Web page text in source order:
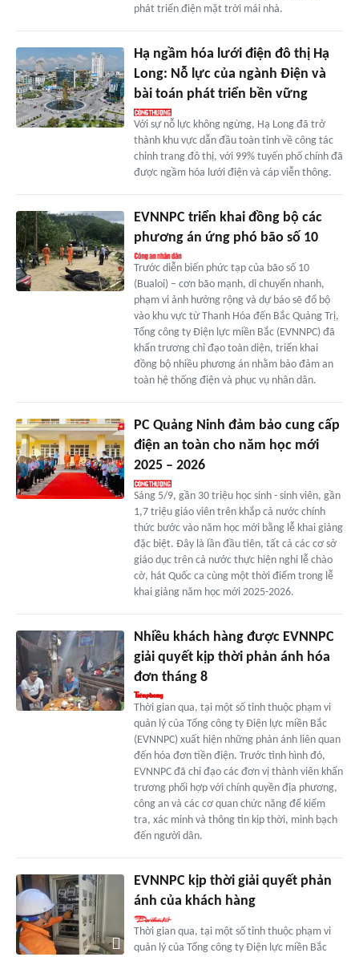
phát triển điện mặt trời mái nhà.
Hạ ngầm hóa lưới điện đô thị Hạ
Long: Nỗ lực của ngành Điện và
bài toán phát triển bền vững
Với sự nỗ lực không ngừng, Hạ Long đã trở
thành khu vực dẫn đầu toàn tỉnh về công tác
chỉnh trang đô thị, với 99% tuyến phố chính đã
được ngầm hóa lưới điện và cáp viễn thông.
EVNNPC triển khai đồng bộ các
phương án ứng phó bão số 10
Trước diễn biến phức tạp của bão số 10
(Bualoi) – cơn bão mạnh, di chuyển nhanh,
phạm vi ảnh hưởng rộng và dự báo sẽ đổ bộ
vào khu vực từ Thanh Hóa đến Bắc Quảng Trị,
Tổng công ty Điện lực miền Bắc (EVNNPC) đã
khẩn trương chỉ đạo toàn diện, triển khai
đồng bộ nhiều phương án nhằm bảo đảm an
toàn hệ thống điện và phục vụ nhân dân.
PC Quảng Ninh đảm bảo cung cấp
điện an toàn cho năm học mới
2025 – 2026
Sáng 5/9, gần 30 triệu học sinh - sinh viên, gần
1,7 triệu giáo viên trên khắp cả nước chính
thức bước vào năm học mới bằng lễ khai giảng
đặc biệt. Đây là lần đầu tiên, tất cả các cơ sở
giáo dục trên cả nước thực hiện nghi lễ chào
cờ, hát Quốc ca cùng một thời điểm trong lễ
khai giảng năm học mới 2025-2026.
Nhiều khách hàng được EVNNPC
giải quyết kịp thời phản ánh hóa
đơn tháng 8
Thời gian qua, tại một số tỉnh thuộc phạm vi
quản lý của Tổng công ty Điện lực miền Bắc
(EVNNPC) xuất hiện những phản ánh liên quan
đến hóa đơn tiền điện. Trước tình hình đó,
EVNNPC đã chỉ đạo các đơn vị thành viên khẩn
trương phối hợp với chính quyền địa phương,
công an và các cơ quan chức năng để kiểm
tra, xác minh và thông tin kịp thời, minh bạch
đến người dân.
EVNNPC kịp thời giải quyết phản
ánh của khách hàng
Thời gian qua, tại một số tỉnh thuộc phạm vi
quản lý của Tổng công ty Điện lực miền Bắc